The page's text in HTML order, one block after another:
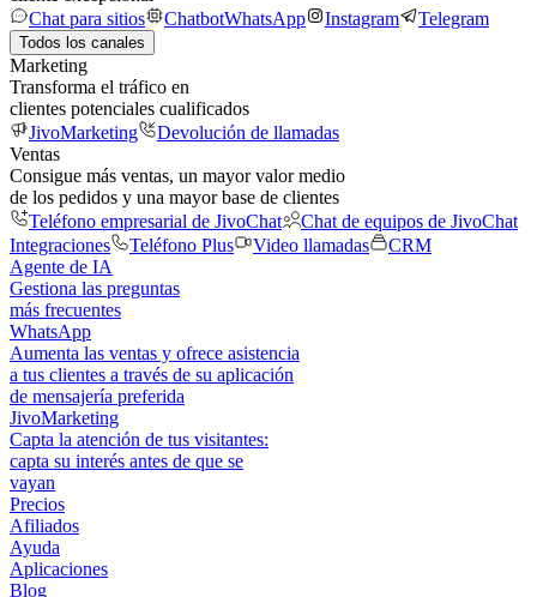
Chat para sitios
ChatbotWhatsApp Instagram Telegram
Todos los canales
Marketing
Transforma el tráfico en
clientes potenciales cualificados
JivoMarketing
Devolución de llamadas
Ventas
Consigue más ventas, un mayor valor medio
de los pedidos y una mayor base de clientes
Teléfono empresarial de JivoChat
Chat de equipos de JivoChat
Integraciones
Teléfono Plus Video llamadas
CRM
Agente de IA
Gestiona las preguntas
más frecuentes
WhatsApp
Aumenta las ventas y ofrece asistencia
a tus clientes a través de su aplicación
de mensajería preferida
JivoMarketing
Capta la atención de tus visitantes:
capta su interés antes de que se
vayan
Precios
Afiliados
Ayuda
Aplicaciones
Blog